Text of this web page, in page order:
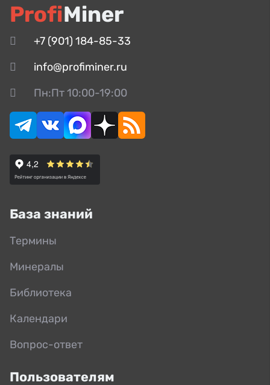
ProfiMiner
+7 (901) 184-85-33
info@profiminer.ru
Пн:Пт 10:00-19:00
База знаний
Термины
Минералы
Библиотека
Календари
Вопрос-ответ
Пользователям